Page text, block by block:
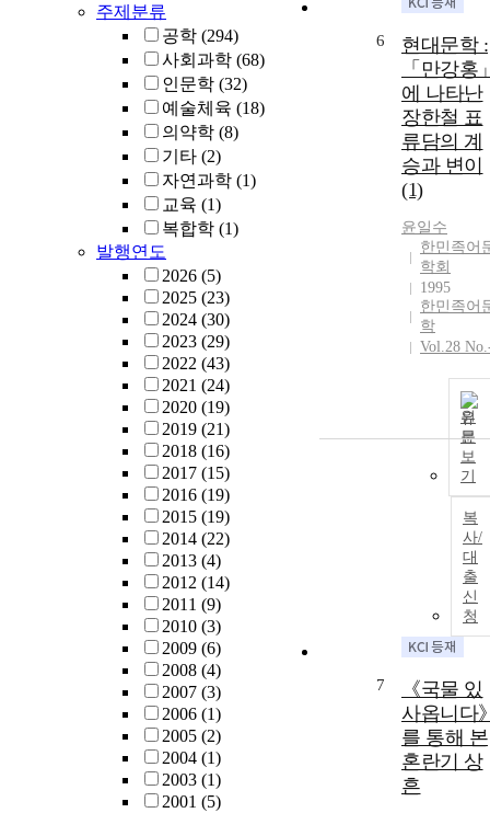
주제분류
공학 (294)
사회과학 (68)
인문학 (32)
예술체육 (18)
의약학 (8)
기타 (2)
자연과학 (1)
교육 (1)
복합학 (1)
발행연도
2026 (5)
2025 (23)
2024 (30)
2023 (29)
2022 (43)
2021 (24)
2020 (19)
2019 (21)
2018 (16)
2017 (15)
2016 (19)
2015 (19)
2014 (22)
2013 (4)
2012 (14)
2011 (9)
2010 (3)
2009 (6)
2008 (4)
2007 (3)
2006 (1)
2005 (2)
2004 (1)
2003 (1)
2001 (5)
6
현대문학 :
「만강홍
에 나타난
장한철 표
류담의 계
승과 변이
(1)
윤일수
한민족어
학회
1995
한민족어
학
Vol.28
원
문
보
기
복
사/
대
출
신
청
7
《국물 있
사옵니다
를 통해 본
혼란기 상
흔